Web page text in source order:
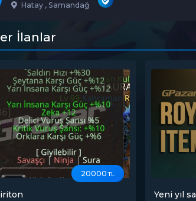
Hatay , Samandağ
İlanlar
20000 TL
Yeni yıl